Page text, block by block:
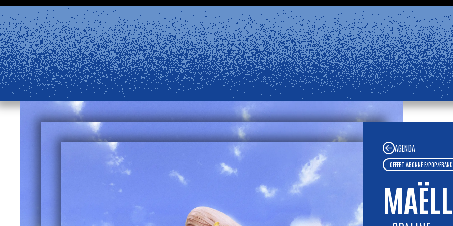
Aller au contenu principal
à partir du 24 août et la billetterie physique rouvrira mercredi 2 septembre, 14:00.
disponible. Retrouvez les réponses à vos questions dans notreFoire aux Questions . Bel été !
LE ROCHER DE PALMEREST FERMÉ
AGENDA
OFFERT ABONNÉ.E/POP/